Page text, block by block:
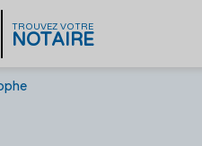
TROUVEZ VOTRE
NOTAIRE